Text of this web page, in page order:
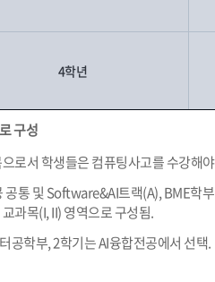
4학년
구성
로서 학생들은 컴퓨팅사고를 수강해
공통 및 Software&AI트랙(A), BME학
과목(I, II) 영역으로 구성됨.
공학부, 2학기는 AI융합전공에서 선택.